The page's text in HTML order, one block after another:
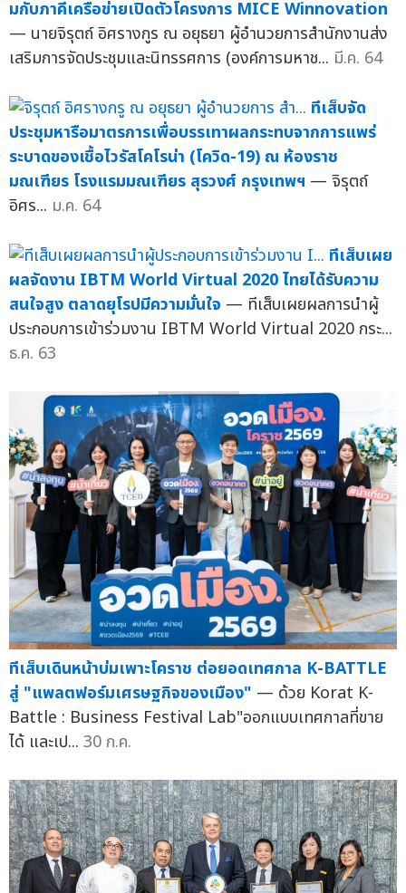
มกับภาคีเครือข่ายเปิดตัวโครงการ MICE Winnovation
— นายจิรุตถ์ อิศรางกูร ณ อยุธยา ผู้อำนวยการสำนักงานส่ง
เสริมการจัดประชุมและนิทรรศการ (องค์การมหาช... มี.ค. 64
ทีเส็บจัด
ประชุมหารือมาตรการเพื่อบรรเทาผลกระทบจากการแพร่
ระบาดของเชื้อไวรัสโคโรน่า (โควิด-19) ณ ห้องราช
มณเฑียร โรงแรมมณเฑียร สุรวงศ์ กรุงเทพฯ — จิรุตถ์
อิศร... ม.ค. 64
ทีเส็บเผย
ผลจัดงาน IBTM World Virtual 2020 ไทยได้รับความ
สนใจสูง ตลาดยุโรปมีความมั่นใจ — ทีเส็บเผยผลการนำผู้
ประกอบการเข้าร่วมงาน IBTM World Virtual 2020 กระ...
ธ.ค. 63
ทีเส็บเดินหน้าบ่มเพาะโคราช ต่อยอดเทศกาล K-BATTLE
สู่ "แพลตฟอร์มเศรษฐกิจของเมือง" — ด้วย Korat K-
Battle : Business Festival Lab"ออกแบบเทศกาลที่ขาย
ได้ และเป... 30 ก.ค.